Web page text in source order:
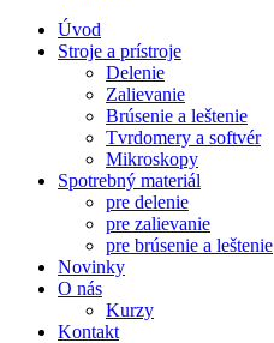
Úvod
Stroje a prístroje
Delenie
Zalievanie
Brúsenie a leštenie
Tvrdomery a softvér
Mikroskopy
Spotrebný materiál
pre delenie
pre zalievanie
pre brúsenie a leštenie
Novinky
O nás
Kurzy
Kontakt